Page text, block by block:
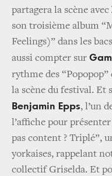
partagera la scène avec
son troisième album
Feelings)” dans les
aussi compter sur
rythme des “Popopop”
la scène du festival. Et
Benjamin Epps, l’un
l’affiche pour
pas content ? Triplé”,
yorkaises, rappelant
collectif Griselda. Et